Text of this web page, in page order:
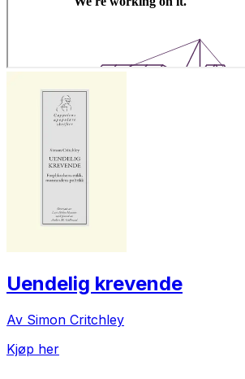
Uendelig krevende
Av Simon Critchley
Kjøp her